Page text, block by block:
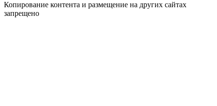
Копирование контента и размещение на других сайтах
запрещено